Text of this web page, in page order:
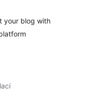
your blog with